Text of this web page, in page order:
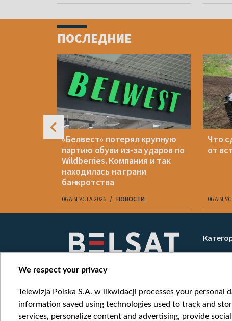
ПОСЛЕДНИЕ
«Белвест» потерял крупную
партию обуви из‑за ударов по
Wildberries. Компания и так
находилась на грани
банкротства
06 АВГУСТА 2026 НОВОСТИ
Что
от
06
10
Онлайн
We respect your privacy
Telewizja Polska S.A. w likwidacji processes your
information saved using technologies used to track and
services, personalize content and advertising, provide